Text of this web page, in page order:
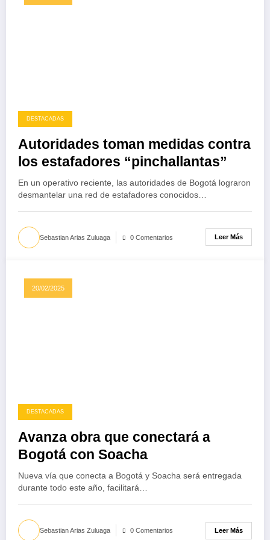
DESTACADAS
Autoridades toman medidas contra
los estafadores “pinchallantas”
En un operativo reciente, las autoridades de Bogotá lograron
desmantelar una red de estafadores conocidos…
Sebastian Arias Zuluaga 0 Comentarios Leer Más
20/02/2025
DESTACADAS
Avanza obra que conectará a
Bogotá con Soacha
Nueva vía que conecta a Bogotá y Soacha será entregada
durante todo este año, facilitará…
Sebastian Arias Zuluaga 0 Comentarios Leer Más